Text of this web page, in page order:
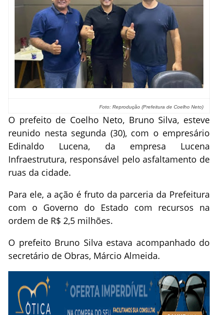
Foto: Reprodução (Prefeitura de Coelho Neto)
O prefeito de Coelho Neto, Bruno Silva, esteve
reunido nesta segunda (30), com o empresário
Edinaldo Lucena, da empresa Lucena
Infraestrutura, responsável pelo asfaltamento de
ruas da cidade.
Para ele, a ação é fruto da parceria da Prefeitura
com o Governo do Estado com recursos na
ordem de R$ 2,5 milhões.
O prefeito Bruno Silva estava acompanhado do
secretário de Obras, Márcio Almeida.